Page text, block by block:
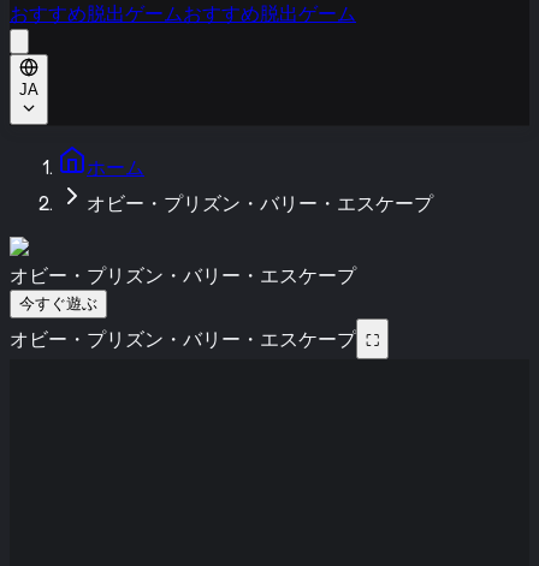
おすすめ脱出ゲームおすすめ脱出ゲーム
JA
ホーム
オビー・プリズン・バリー・エスケープ
オビー・プリズン・バリー・エスケープ
今すぐ遊ぶ
オビー・プリズン・バリー・エスケープ ⛶